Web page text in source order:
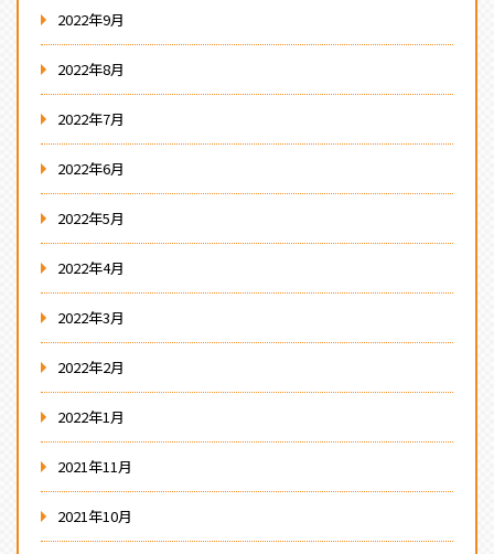
2022年9月
2022年8月
2022年7月
2022年6月
2022年5月
2022年4月
2022年3月
2022年2月
2022年1月
2021年11月
2021年10月